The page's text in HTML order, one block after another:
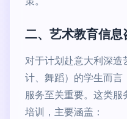
二、艺术教育信息
对于计划赴意大利深
计、舞蹈）的学生而言
服务至关重要。这类
培训，主要涵盖：